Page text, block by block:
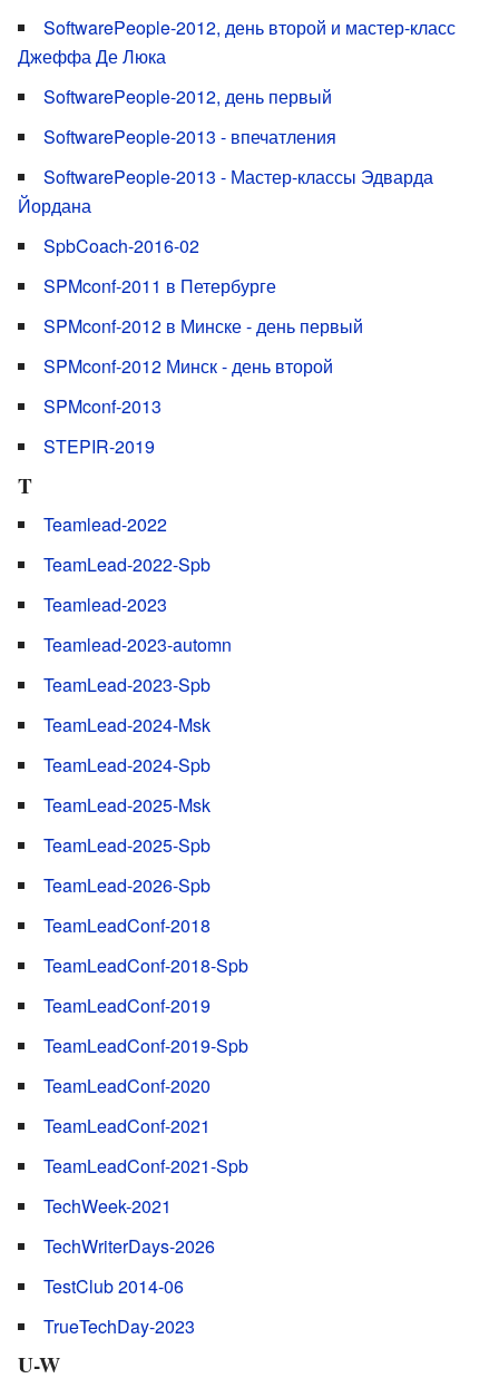
SoftwarePeople-2012, день второй и мастер-класс
Джеффа Де Люка
SoftwarePeople-2012, день первый
SoftwarePeople-2013 - впечатления
SoftwarePeople-2013 - Мастер-классы Эдварда
Йордана
SpbCoach-2016-02
SPMconf-2011 в Петербурге
SPMconf-2012 в Минске - день первый
SPMconf-2012 Минск - день второй
SPMconf-2013
STEPIR-2019
T
Teamlead-2022
TeamLead-2022-Spb
Teamlead-2023
Teamlead-2023-automn
TeamLead-2023-Spb
TeamLead-2024-Msk
TeamLead-2024-Spb
TeamLead-2025-Msk
TeamLead-2025-Spb
TeamLead-2026-Spb
TeamLeadConf-2018
TeamLeadConf-2018-Spb
TeamLeadConf-2019
TeamLeadConf-2019-Spb
TeamLeadConf-2020
TeamLeadConf-2021
TeamLeadConf-2021-Spb
TechWeek-2021
TechWriterDays-2026
TestClub 2014-06
TrueTechDay-2023
U-W